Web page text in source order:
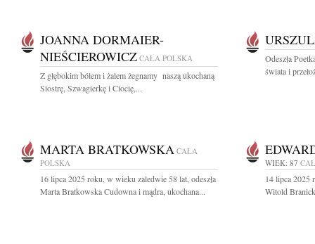
JOANNA DORMAIER-
NIEŚCIEROWICZ CAŁA POLSKA
Z głębokim bólem i żalem żegnamy naszą ukochaną
Siostrę, Szwagierkę i Ciocię,...
Odeszła
świata i
MARTA BRATKOWSKA CAŁA
POLSKA
16 lipca 2025 roku, w wieku zaledwie 58 lat, odeszła
Marta Bratkowska Cudowna i mądra, ukochana...
WIEK: 87
14 lipca 2025
Witold